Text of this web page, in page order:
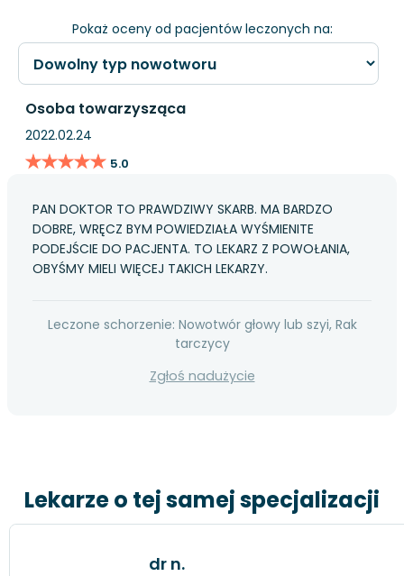
Pokaż oceny od pacjentów leczonych na:
Osoba towarzysząca
2022.02.24
★★★★★
★★★★★ 5.0
PAN DOKTOR TO PRAWDZIWY SKARB. MA BARDZO
DOBRE, WRĘCZ BYM POWIEDZIAŁA WYŚMIENITE
PODEJŚCIE DO PACJENTA. TO LEKARZ Z POWOŁANIA,
OBYŚMY MIELI WIĘCEJ TAKICH LEKARZY.
Leczone schorzenie: Nowotwór głowy lub szyi, Rak
tarczycy
Zgłoś nadużycie
Lekarze o tej samej specjalizacji
dr n.